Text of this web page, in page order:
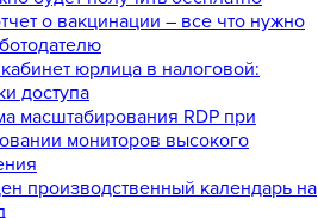
о вакцинации – все что нужно
юрлица в налоговой:
доступа
масштабирования RDP при
мониторов высокого
производственный календарь на